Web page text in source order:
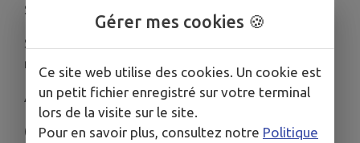
Sur RDV au 06 60 70 73 09
Soulage tous types de brulures, verrue, zona,
maladie de la peau, soutient à l'arrêt du tabac ou
Autres addictions, déséquilibre émotionnel
(stress, angoisse, trouble du sommeil…)
Gérer mes cookies 🍪
Ce site web utilise des cookies. Un cookie est
un petit fichier enregistré sur votre terminal
lors de la visite sur le site.
Pour en savoir plus, consultez notre Politique